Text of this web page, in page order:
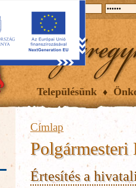
Településünk
Címlap
Polgármesteri
Értesítés a